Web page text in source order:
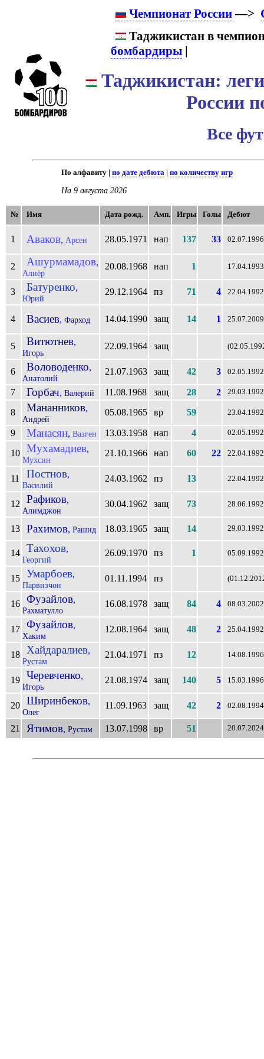
Чемпионат России—>
Таджикистан в
бомбардиры |
Таджикистан:
России
Все
По алфавиту |по дате дебюта |по количеству игр
На 9 августа 2026
№ Имя Дата рожд. Амп. Игры Голы Дебют
1 Аваков, Арсен 28.05.1971 нап 137 33 02.07.1996
2 Ашурмамадов,
Алиёр
20.08.1968 нап 1 17.04.1993
3 Батуренко,
Юрий
29.12.1964 пз 71 4 22.04.1992
4 Васиев, Фарход 14.04.1990 защ 14 1 25.07.2009
5 Витютнев,
Игорь
22.09.1964 защ
6 Воловоденко,
Анатолий
21.07.1963 защ 42 3 02.05.1992
7 Горбач, Валерий 11.08.1968 защ 28 2 29.03.1992
8 Мананников,
Андрей
05.08.1965 вр 59 23.04.1992
9 Манасян, Вазген 13.03.1958 нап 4 02.05.1992
10 Мухамадиев,
Мухсин
21.10.1966 нап 60 22 22.04.1992
11 Постнов,
Василий
24.03.1962 пз 13 22.04.1992
12 Рафиков,
Алимджон
30.04.1962 защ 73 28.06.1992
13 Рахимов, Рашид 18.03.1965 защ 14 29.03.1992
14 Тахохов,
Георгий
26.09.1970 пз 1 05.09.1992
15 Умарбоев,
Парвизчон
01.11.1994 пз
16 Фузайлов,
Рахматулло
16.08.1978 защ 84 4 08.03.2002
17 Фузайлов,
Хаким
12.08.1964 защ 48 2 25.04.1992
18 Хайдаралиев,
Рустам
21.04.1971 пз 12 14.08.1996
19 Черевченко,
Игорь
21.08.1974 защ 140 5 15.03.1996
20 Ширинбеков,
Олег
11.09.1963 защ 42 2 02.08.1994
21 Ятимов, Рустам 13.07.1998 вр 51 20.07.2024